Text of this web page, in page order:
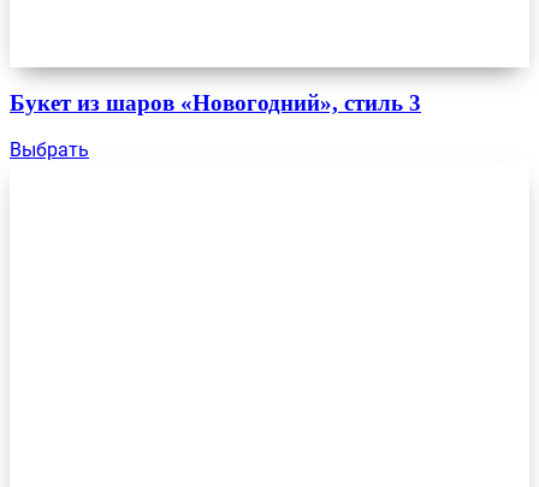
Букет из шаров «Новогодний», стиль 3
Выбрать